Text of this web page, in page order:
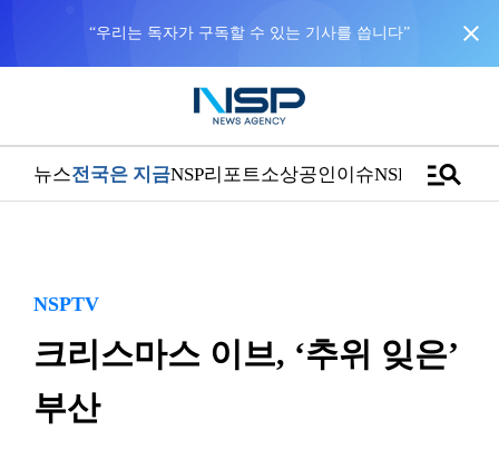
“우리는 독자가 구독할 수 있는 기사를 씁니다” close
뉴스전국은 지금NSP리포트소상공인이슈NSPTVmanage_search
NSPTV
크리스마스 이브, ‘추위 잊은’
부산